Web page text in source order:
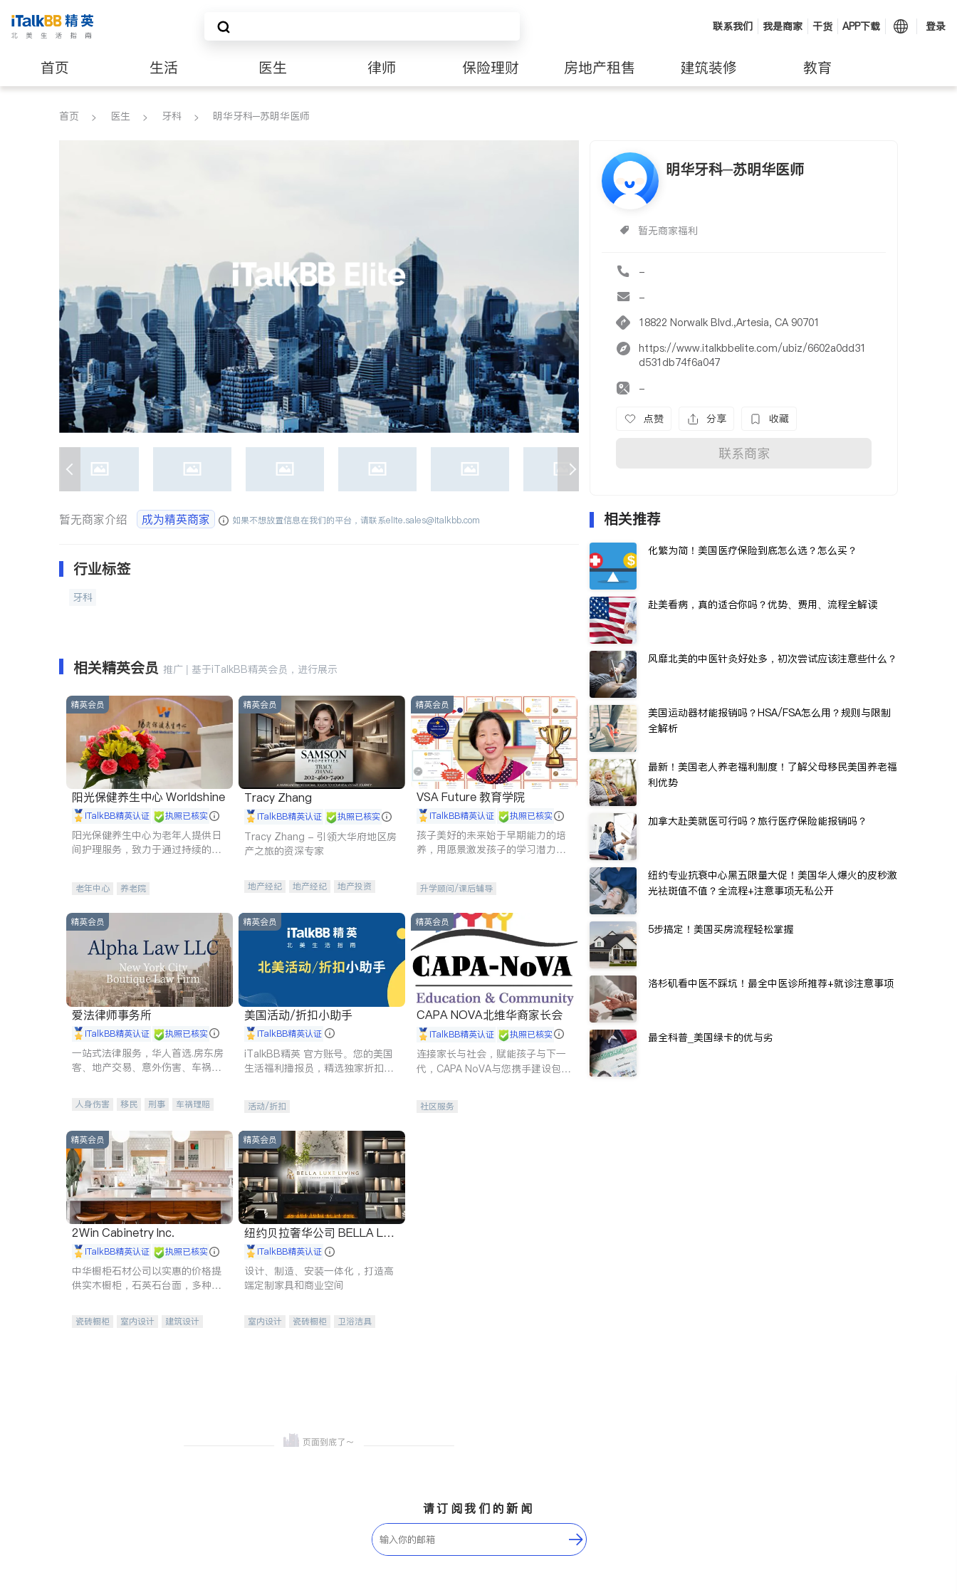
联系我们 我是商家 干货 APP下载 登录
首页 生活 医生 律师 保险理财 房地产租售 建筑装修 教育
养老 非盈利组织
首页 医生 牙科 明华牙科─苏明华医师
明华牙科─苏明华医师
暂无商家福利
-
-
18822 Norwalk Blvd.,Artesia, CA 90701
https://www.italkbbelite.com/ubiz/6602a0dd31
d531db74f6a047
-
点赞 分享 收藏
联系商家
暂无商家介绍 成为精英商家 如果不想放置信息在我们的平台，请联系elite.sales@italkbb.com
行业标签
牙科
相关精英会员 推广 | 基于iTalkBB精英会员，进行展示
精英会员
阳光保健养生中心 Worldshine
iTalkBB精英认证 执照已核实
阳光保健养生中心为老年人提供日
间护理服务，致力于通过持续的护
老年中心 养老院
精英会员
Tracy Zhang
iTalkBB精英认证 执照已核实
Tracy Zhang - 引领大华府地区房
产之旅的资深专家
地产经纪 地产经纪
地产投资
精英会员
VSA Future 教育学院
iTalkBB精英认证 执照已核实
孩子美好的未来始于早期能力的培
养，用愿景激发孩子的学习潜力和
升学顾问/课后辅导
精英会员
爱法律师事务所
iTalkBB精英认证 执照已核实
一站式法律服务，华人首选.房东房
客、地产交易、意外伤害、车祸重
人身伤害 移民 刑事
车祸理赔
商标注册
索赔 律师-其它 保释
精英会员
美国活动/折扣小助手
iTalkBB精英认证
iTalkBB精英 官方账号。您的美国
生活福利播报员，精选独家折扣、
活动/折扣
精英会员
CAPA NOVA北维华裔家长会
iTalkBB精英认证 执照已核实
连接家长与社会，赋能孩子与下一
代，CAPA NoVA与您携手建设包
社区服务
精英会员
2Win Cabinetry Inc.
iTalkBB精英认证 执照已核实
中华橱柜石材公司以实惠的价格提
供实木橱柜，石英石台面，多种优
机。品质厨房，家的选择。
瓷砖橱柜 室内设计
建筑设计
精英会员
纽约贝拉奢华公司 BELLA LUX
E iTalkBB精英认证
设计、制造、安装一体化，打造高
端定制家具和商业空间
室内设计 瓷砖橱柜
卫浴洁具
相关推荐
化繁为简！美国医疗保险到底怎么选？怎么买？
赴美看病，真的适合你吗？优势、费用、流程全解读
风靡北美的中医针灸好处多，初次尝试应该注意些什么？
美国运动器材能报销吗？HSA/FSA怎么用？规则与限制
全解析
最新！美国老人养老福利制度！了解父母移民美国养老福
利优势
加拿大赴美就医可行吗？旅行医疗保险能报销吗？
纽约专业抗衰中心黑五限量大促！美国华人爆火的皮秒激
光祛斑值不值？全流程+注意事项无私公开
5步搞定！美国买房流程轻松掌握
洛杉矶看中医不踩坑！最全中医诊所推荐+就诊注意事项
最全科普_美国绿卡的优与劣
请订阅我们的新闻